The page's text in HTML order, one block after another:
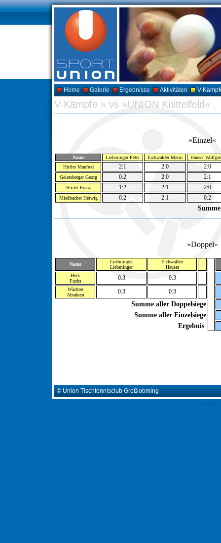
Home Galerie Ergebnisse Aktivitäten V-
V-Kämpfe » vs »UNION Knittelfeld«
»Einzel«
Name Liebminger Peter Eichwalder Mario
Hauser
Hirtler Manfred
2:1 2:0 2:0
Geiersberger Georg 0:2 2:0 2:1
Hasler Franz 1:2 2:1 2:0
Mießbacher Herwig 0:2 2:1 0:2
»Doppel«
Name
Liebminger
Liebminger
Eichwalder
Hauser
Herk
Fuchs
0:3 0:3
Wächter
Abraham
0:3 0:3
Summe aller Doppelsiege
Summe aller Einzelsiege
Ergebnis
© Union Tischtennisclub Großlobming